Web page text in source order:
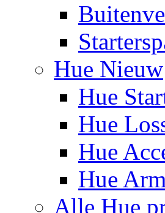
Hue Nieuw
Hue
Hue
Hue
Hue
Alle Hue